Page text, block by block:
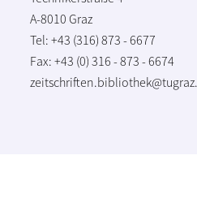
A-8010 Graz
Tel: +43 (316) 873 - 6677
Fax: +43 (0) 316 - 873 - 6674